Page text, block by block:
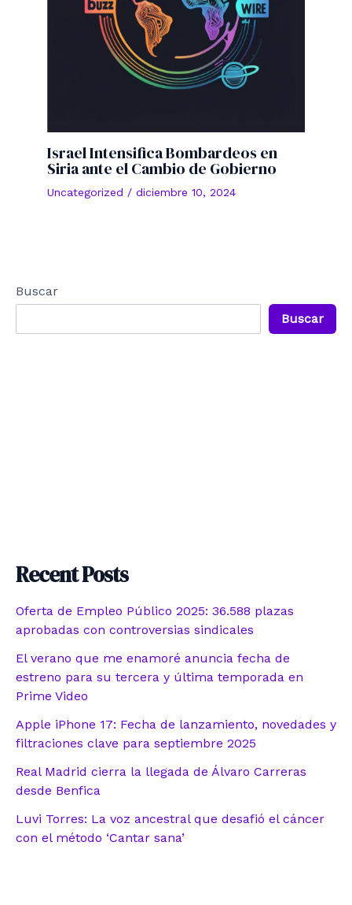
Israel Intensifica Bombardeos en
Siria ante el Cambio de Gobierno
Uncategorized / diciembre 10, 2024
Buscar
Buscar
Recent Posts
Oferta de Empleo Público 2025: 36.588 plazas
aprobadas con controversias sindicales
El verano que me enamoré anuncia fecha de
estreno para su tercera y última temporada en
Prime Video
Apple iPhone 17: Fecha de lanzamiento, novedades y
filtraciones clave para septiembre 2025
Real Madrid cierra la llegada de Álvaro Carreras
desde Benfica
Luvi Torres: La voz ancestral que desafió el cáncer
con el método ‘Cantar sana’